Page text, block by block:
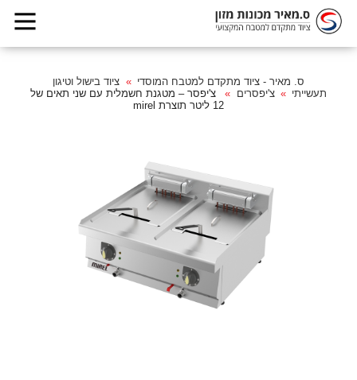
ס. מאיר - ציוד מתקדם למטבח המוסדי
ציוד בישול וטיגון
תעשייתי
צ'יפסרים
צ'יפסר – מטגנת חשמלית עם שני תאים של
12 ליטר תוצרת mirel